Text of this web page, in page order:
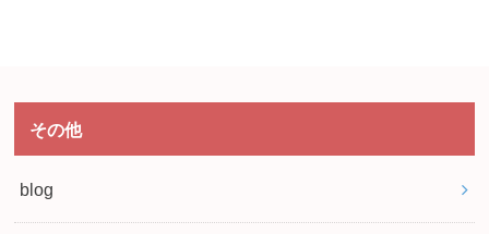
その他
blog